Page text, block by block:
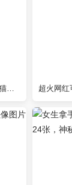
超潮超酷戴眼镜的紫色系猫咪头像图片